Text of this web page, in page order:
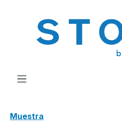
Muestra